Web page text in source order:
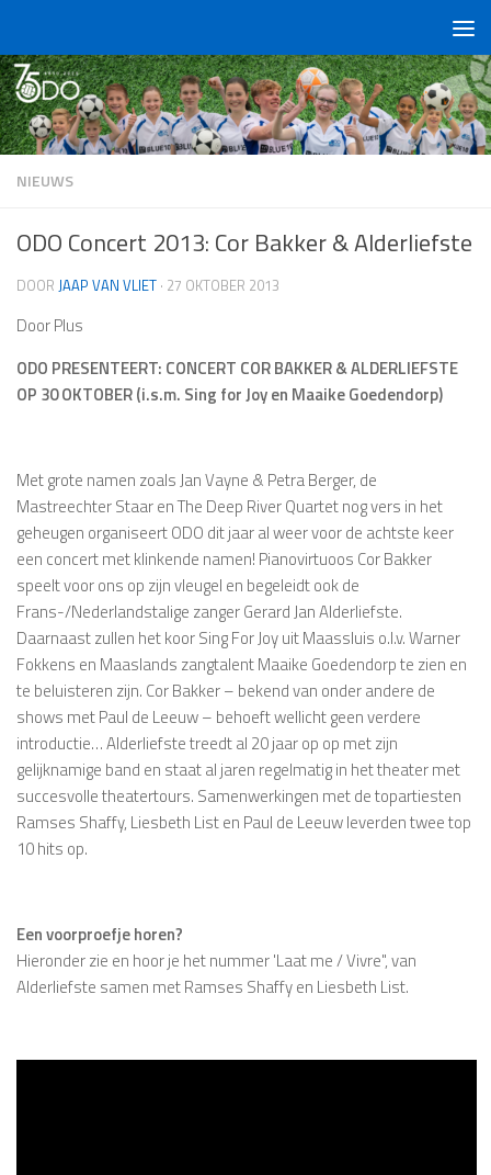
NIEUWS
ODO Concert 2013: Cor Bakker & Alderliefste
DOOR JAAP VAN VLIET · 27 OKTOBER 2013
Door Plus
ODO PRESENTEERT: CONCERT COR BAKKER & ALDERLIEFSTE
OP 30 OKTOBER (i.s.m. Sing for Joy en Maaike Goedendorp)
Met grote namen zoals Jan Vayne & Petra Berger, de
Mastreechter Staar en The Deep River Quartet nog vers in het
geheugen organiseert ODO dit jaar al weer voor de achtste keer
een concert met klinkende namen! Pianovirtuoos Cor Bakker
speelt voor ons op zijn vleugel en begeleidt ook de
Frans-/Nederlandstalige zanger Gerard Jan Alderliefste.
Daarnaast zullen het koor Sing For Joy uit Maassluis o.l.v. Warner
Fokkens en Maaslands zangtalent Maaike Goedendorp te zien en
te beluisteren zijn. Cor Bakker – bekend van onder andere de
shows met Paul de Leeuw – behoeft wellicht geen verdere
introductie… Alderliefste treedt al 20 jaar op op met zijn
gelijknamige band en staat al jaren regelmatig in het theater met
succesvolle theatertours. Samenwerkingen met de topartiesten
Ramses Shaffy, Liesbeth List en Paul de Leeuw leverden twee top
10 hits op.
Een voorproefje horen?
Hieronder zie en hoor je het nummer 'Laat me / Vivre", van
Alderliefste samen met Ramses Shaffy en Liesbeth List.